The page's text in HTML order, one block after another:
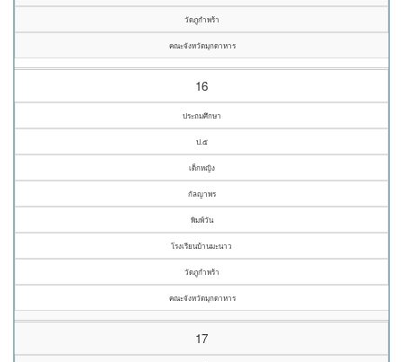
วัดภูกำพร้า
คณะจังหวัดมุกดาหาร
16
ประถมศึกษา
ป.๕
เด็กหญิง
กัลญาพร
พิมพ์วัน
โรงเรียนบ้านมะนาว
วัดภูกำพร้า
คณะจังหวัดมุกดาหาร
17